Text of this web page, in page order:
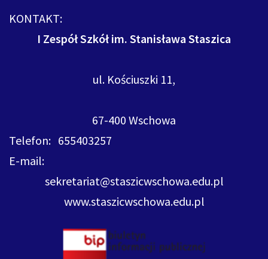
KONTAKT:
I Zespół Szkół im. Stanisława Staszica
ul. Kościuszki 11,
67-400 Wschowa
Telefon: 655403257
E-mail:
sekretariat@staszicwschowa.edu.pl
www.staszicwschowa.edu.pl